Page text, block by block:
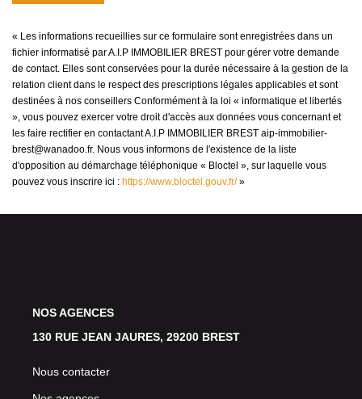
« Les informations recueillies sur ce formulaire sont enregistrées dans un
fichier informatisé par A.I.P IMMOBILIER BREST pour gérer votre demande
de contact. Elles sont conservées pour la durée nécessaire à la gestion de la
relation client dans le respect des prescriptions légales applicables et sont
destinées à nos conseillers Conformément à la loi « informatique et libertés
», vous pouvez exercer votre droit d'accès aux données vous concernant et
les faire rectifier en contactant A.I.P IMMOBILIER BREST aip-immobilier-
brest@wanadoo.fr. Nous vous informons de l'existence de la liste
d'opposition au démarchage téléphonique « Bloctel », sur laquelle vous
pouvez vous inscrire ici : https://www.bloctel.gouv.fr/»
NOS AGENCES
130 RUE JEAN JAURES, 29200 BREST
Nous contacter